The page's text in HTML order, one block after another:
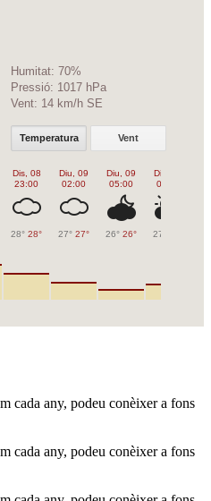
Humitat: 70%
Pressió: 1017 hPa
Vent: 14 km/h SE
Temperatura Vent
Dis, 08
23:00
28° 28°
Diu, 09
02:00
27° 27°
Diu, 09
05:00
26° 26°
Diu, 09
08:00
27°
cada any, podeu conèixer a fons
cada any, podeu conèixer a fons